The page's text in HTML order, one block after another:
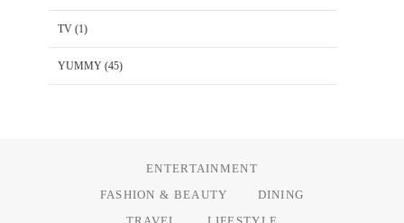
TV (1)
YUMMY (45)
ENTERTAINMENT
FASHION & BEAUTY
DINING